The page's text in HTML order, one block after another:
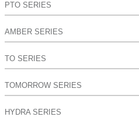
PTO SERIES
AMBER SERIES
TO SERIES
TOMORROW SERIES
HYDRA SERIES